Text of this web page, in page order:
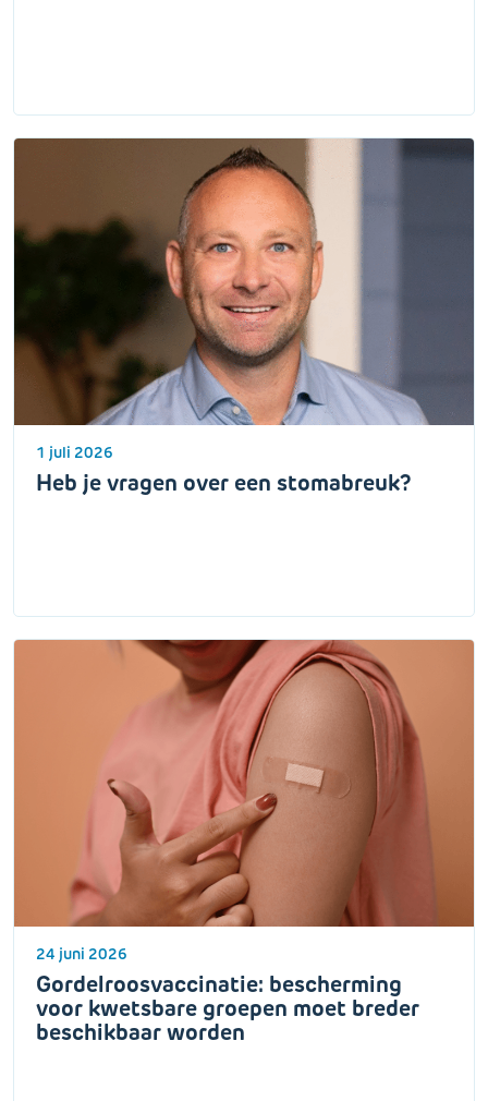
1 juli 2026
Heb je vragen over een stomabreuk?
24 juni 2026
Gordelroosvaccinatie: bescherming
voor kwetsbare groepen moet breder
beschikbaar worden